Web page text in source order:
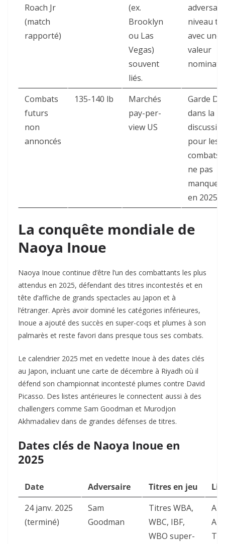
Roach Jr
(match
rapporté)
(ex.
Brooklyn
ou Las
Vegas)
souvent
liés.
niveau
avec une
valeur
Combats
futurs
non
annoncés
135-140 lb
Marchés
pay-per-
view US
Garde
dans la
pour les
combats
ne pas
manquer
en 2025.
La conquête mondiale de
Naoya Inoue
Naoya Inoue continue d’être l’un des combattants les plus
attendus en 2025, défendant des titres incontestés et en
tête d’affiche de grands spectacles au Japon et à
l’étranger. Après avoir dominé les catégories inférieures,
Inoue a ajouté des succès en super-coqs et plumes à son
palmarès et reste favori dans presque tous ses combats.
Le calendrier 2025 met en vedette Inoue à des dates clés
au Japon, incluant une carte de décembre à Riyadh où il
défend son championnat incontesté plumes contre David
Picasso. Des listes antérieures le connectent aussi à des
challengers comme Sam Goodman et Murodjon
Akhmadaliev dans de grandes défenses de titres.
Dates clés de Naoya Inoue en
2025
Date Adversaire Titres en jeu
24 janv. 2025
(terminé)
Sam
Goodman
Titres WBA,
WBC, IBF,
WBO super-